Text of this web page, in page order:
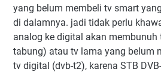
yang belum membeli tv smart
di dalamnya. jadi tidak perlu
analog ke digital akan
tabung) atau tv lama yang belum
tv digital (dvb-t2), karena STB